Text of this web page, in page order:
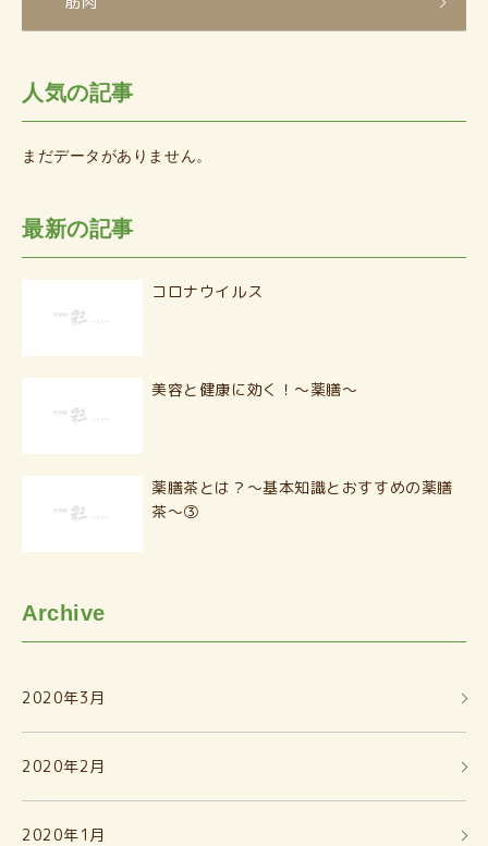
人気の記事
まだデータがありません。
最新の記事
コロナウイルス
美容と健康に効く！〜薬膳〜
薬膳茶とは？〜基本知識とおすすめの薬膳
茶〜③
Archive
2020年3月
2020年2月
2020年1月